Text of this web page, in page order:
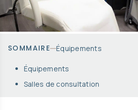
SOMMAIRE Équipements
Équipements
Salles de consultation